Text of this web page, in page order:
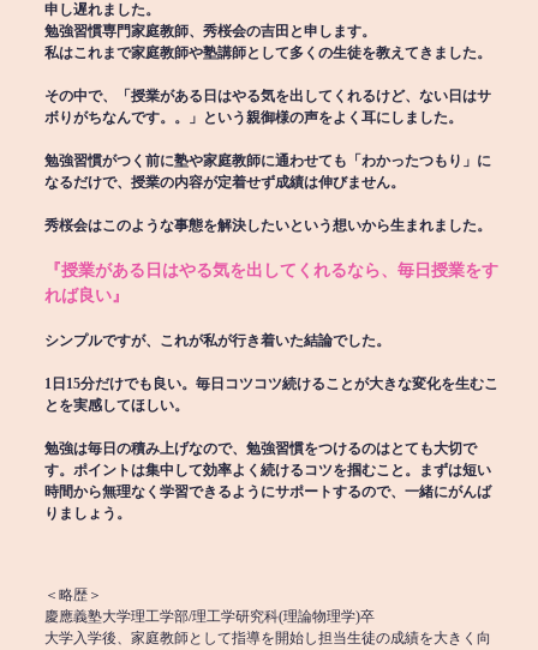
申し遅れました。
勉強習慣専門家庭教師、秀桜会の吉田と申します。
私はこれまで家庭教師や塾講師として多くの生徒を教えてきました。
その中で、「授業がある日はやる気を出してくれるけど、ない日はサ
ボりがちなんです。。」という親御様の声をよく耳にしました。
勉強習慣がつく前に塾や家庭教師に通わせても「わかったつもり」に
なるだけで、授業の内容が定着せず成績は伸びません。
秀桜会はこのような事態を解決したいという想いから生まれました。
『授業がある日はやる気を出してくれるなら、毎日授業をす
れば良い』
シンプルですが、これが私が行き着いた結論でした。
1日15分だけでも良い。毎日コツコツ続けることが大きな変化を生むこ
とを実感してほしい。
勉強は毎日の積み上げなので、勉強習慣をつけるのはとても大切で
す。ポイントは集中して効率よく続けるコツを掴むこと。まずは短い
時間から無理なく学習できるようにサポートするので、一緒にがんば
りましょう。
＜略歴＞
慶應義塾大学理工学部/理工学研究科(理論物理学)卒
大学入学後、家庭教師として指導を開始し担当生徒の成績を大きく向